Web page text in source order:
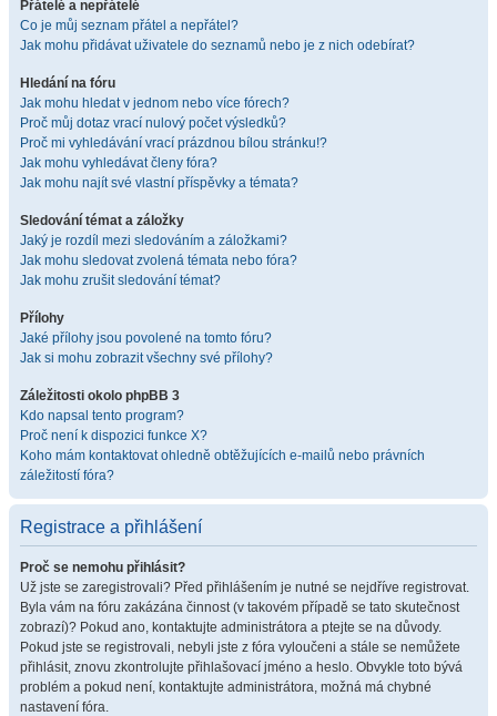
Přátelé a nepřátelé
Co je můj seznam přátel a nepřátel?
Jak mohu přidávat uživatele do seznamů nebo je z nich odebírat?
Hledání na fóru
Jak mohu hledat v jednom nebo více fórech?
Proč můj dotaz vrací nulový počet výsledků?
Proč mi vyhledávání vrací prázdnou bílou stránku!?
Jak mohu vyhledávat členy fóra?
Jak mohu najít své vlastní příspěvky a témata?
Sledování témat a záložky
Jaký je rozdíl mezi sledováním a záložkami?
Jak mohu sledovat zvolená témata nebo fóra?
Jak mohu zrušit sledování témat?
Přílohy
Jaké přílohy jsou povolené na tomto fóru?
Jak si mohu zobrazit všechny své přílohy?
Záležitosti okolo phpBB 3
Kdo napsal tento program?
Proč není k dispozici funkce X?
Koho mám kontaktovat ohledně obtěžujících e-mailů nebo právních
záležitostí fóra?
Registrace a přihlášení
Proč se nemohu přihlásit?
Už jste se zaregistrovali? Před přihlášením je nutné se nejdříve registrovat.
Byla vám na fóru zakázána činnost (v takovém případě se tato skutečnost
zobrazí)? Pokud ano, kontaktujte administrátora a ptejte se na důvody.
Pokud jste se registrovali, nebyli jste z fóra vyloučeni a stále se nemůžete
přihlásit, znovu zkontrolujte přihlašovací jméno a heslo. Obvykle toto bývá
problém a pokud není, kontaktujte administrátora, možná má chybné
nastavení fóra.